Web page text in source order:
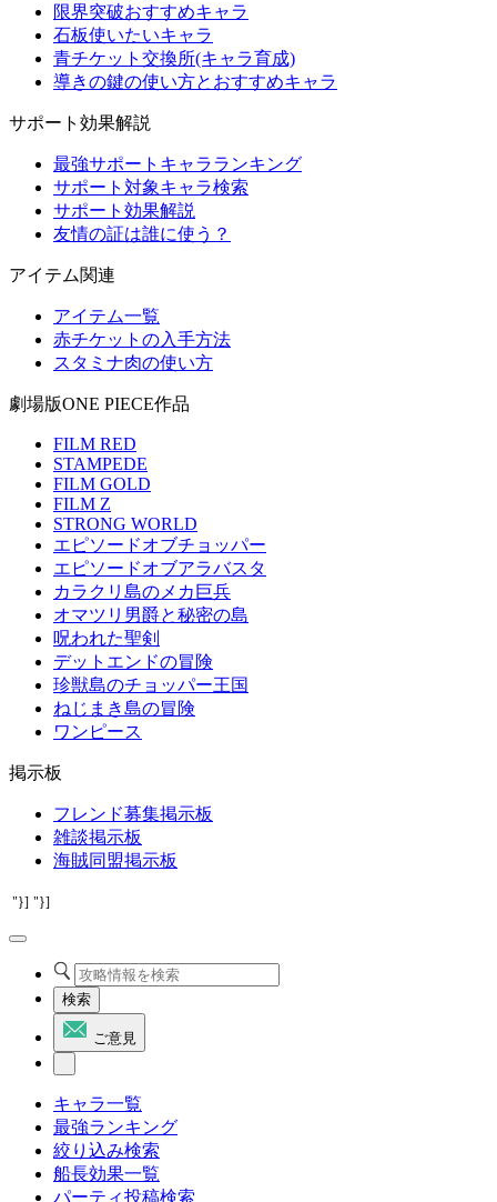
限界突破おすすめキャラ
石板使いたいキャラ
青チケット交換所(キャラ育成)
導きの鍵の使い方とおすすめキャラ
サポート効果解説
最強サポートキャラランキング
サポート対象キャラ検索
サポート効果解説
友情の証は誰に使う？
アイテム関連
アイテム一覧
赤チケットの入手方法
スタミナ肉の使い方
劇場版ONE PIECE作品
FILM RED
STAMPEDE
FILM GOLD
FILM Z
STRONG WORLD
エピソードオブチョッパー
エピソードオブアラバスタ
カラクリ島のメカ巨兵
オマツリ男爵と秘密の島
呪われた聖剣
デットエンドの冒険
珍獣島のチョッパー王国
ねじまき島の冒険
ワンピース
掲示板
フレンド募集掲示板
雑談掲示板
海賊同盟掲示板
"}] "}]
検索
ご意見
キャラ一覧
最強ランキング
絞り込み検索
船長効果一覧
パーティ投稿検索